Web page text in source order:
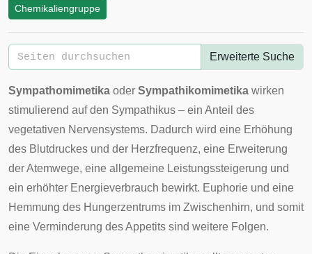
Chemikaliengruppe
Erweiterte Suche
Sympathomimetika oder Sympathikomimetika wirken
stimulierend auf den Sympathikus – ein Anteil des
vegetativen Nervensystems. Dadurch wird eine Erhöhung
des Blutdruckes und der Herzfrequenz, eine Erweiterung
der Atemwege, eine allgemeine Leistungssteigerung und
ein erhöhter Energieverbrauch bewirkt. Euphorie und eine
Hemmung des Hungerzentrums im Zwischenhirn, und somit
eine Verminderung des Appetits sind weitere Folgen.